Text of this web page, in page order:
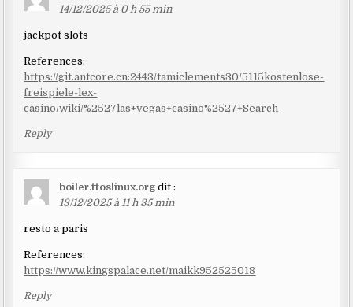
14/12/2025 à 0 h 55 min
jackpot slots
References:
https://git.antcore.cn:2443/tamiclements30/5115kostenlose-
freispiele-lex-
casino/wiki/%2527las+vegas+casino%2527+Search
Reply
boiler.ttoslinux.org dit :
13/12/2025 à 11 h 35 min
resto a paris
References:
https://www.kingspalace.net/maikk952525018
Reply